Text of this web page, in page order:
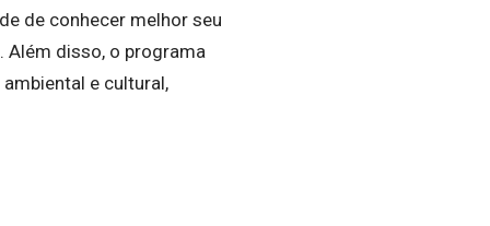
de conhecer melhor seu
disso, o programa
e cultural,